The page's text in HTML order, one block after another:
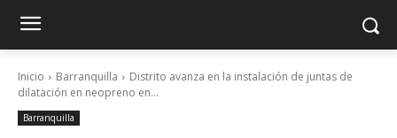
Inicio Barranquilla
Distrito avanza en la instalación de juntas de
dilatación en neopreno en...
Barranquilla